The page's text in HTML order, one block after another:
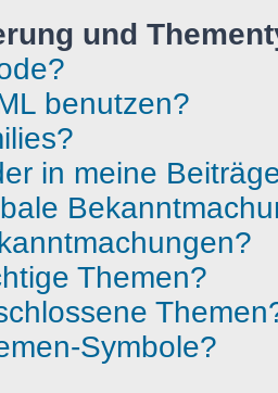
und
benutzen?
in meine
Themen?
Symbole?